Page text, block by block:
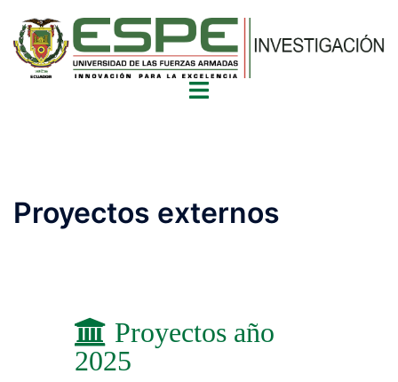
Proyectos externos
Proyectos año
2025